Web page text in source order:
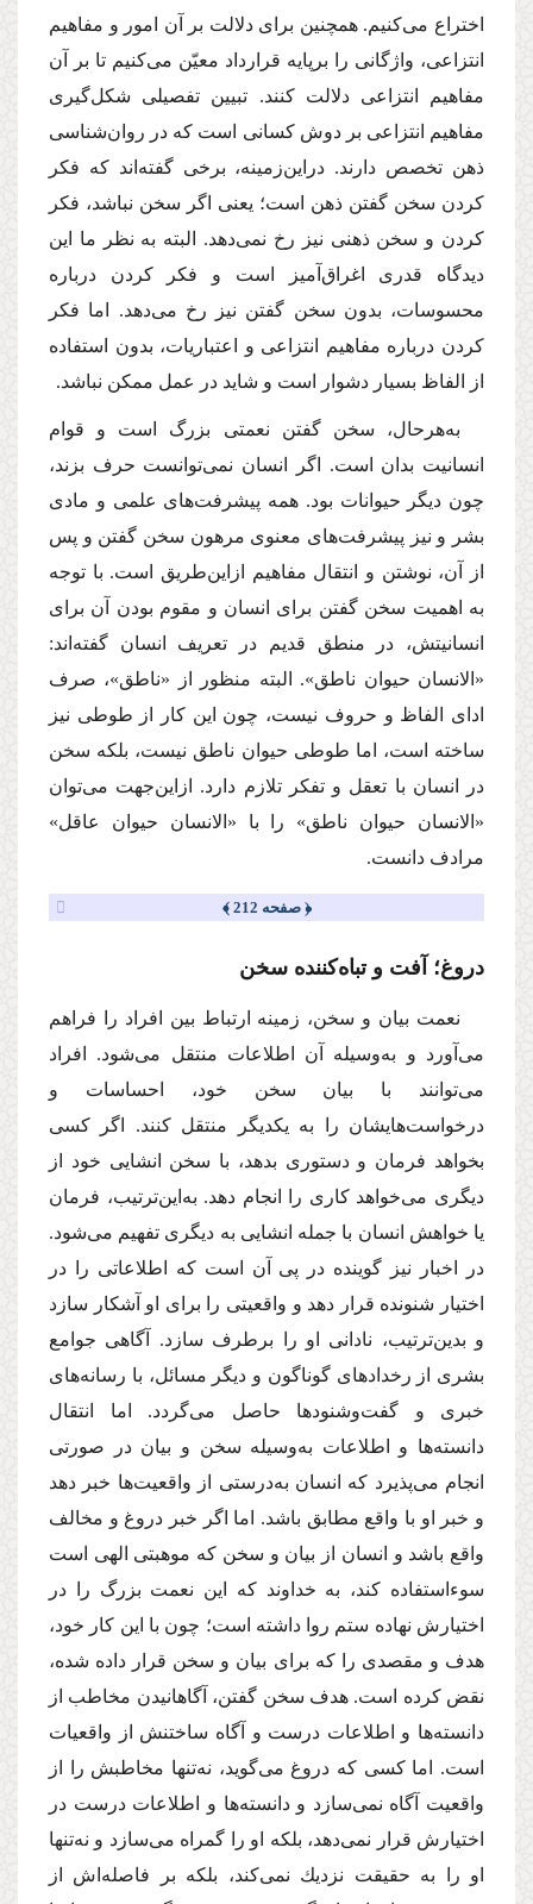
اختراع می‌كنیم. همچنین برای دلالت بر آن امور و مفاهیم
انتزاعی، واژگانی را برپایه قرارداد معیّن می‌كنیم تا بر آن
مفاهیم انتزاعی دلالت كنند. تبیین تفصیلی شكل‌گیری
مفاهیم انتزاعی بر دوش كسانی است كه در روان‌شناسی
ذهن تخصص دارند. دراین‌زمینه، برخی گفته‌اند كه فكر
كردن سخن گفتن ذهن است؛ یعنی اگر سخن نباشد، فكر
كردن و سخن ذهنی نیز رخ نمی‌دهد. البته به نظر ما این
دیدگاه قدری اغراق‌آمیز است و فكر كردن درباره
محسوسات، بدون سخن گفتن نیز رخ می‌دهد. اما فكر
كردن درباره مفاهیم انتزاعی و اعتباریات، بدون استفاده
از الفاظ بسیار دشوار است و شاید در عمل ممكن نباشد.
به‌هرحال، سخن گفتن نعمتی بزرگ است و قوام
انسانیت بدان است. اگر انسان نمی‌توانست حرف بزند،
چون دیگر حیوانات بود. همه پیشرفت‌های علمی و مادی
بشر و نیز پیشرفت‌های معنوی مرهون سخن گفتن و پس
از آن، نوشتن و انتقال مفاهیم ازاین‌طریق است. با توجه
به اهمیت سخن گفتن برای انسان و مقوم بودن آن برای
انسانیتش، در منطق قدیم در تعریف انسان گفته‌‌اند:
«الانسان حیوان ناطق». البته منظور از «ناطق»، صرف
ادای الفاظ و حروف نیست، چون این كار از طوطی نیز
ساخته است، اما طوطی حیوان ناطق نیست، بلكه سخن
در انسان با تعقل و تفكر تلازم دارد. ازاین‌جهت می‌توان
«الانسان حیوان ناطق» را با «الانسان حیوان عاقل»
مرادف دانست.
﴿ صفحه 212 ﴾
دروغ؛ آفت و تباه‌کننده سخن
نعمت بیان و سخن، زمینه ارتباط بین افراد را فراهم
می‌آورد و به‌وسیله آن اطلاعات منتقل می‌شود. افراد
می‌توانند با بیان سخن خود، احساسات و
درخواست‌هایشان را به یكدیگر منتقل كنند. اگر كسی
بخواهد فرمان و دستوری بدهد، با سخن انشایی خود از
دیگری می‌خواهد كاری را انجام دهد. به‌این‌ترتیب، فرمان
یا خواهش انسان با جمله انشایی به دیگری تفهیم می‌شود.
در اخبار نیز گوینده در پی آن است كه اطلاعاتی را در
اختیار شنونده قرار دهد و واقعیتی را برای او آشكار سازد
و بدین‌ترتیب، نادانی او را برطرف سازد. آگاهی جوامع
بشری از رخدادهای گوناگون و دیگر مسائل، با رسانه‌های
خبری و گفت‌و‌شنودها حاصل می‌گردد. اما انتقال
دانسته‌ها و اطلاعات به‌وسیله سخن و بیان در صورتی
انجام می‌پذیرد كه انسان به‌درستی از واقعیت‌ها خبر دهد
و خبر او با واقع مطابق باشد. اما اگر خبر دروغ و مخالف
واقع باشد و انسان از بیان و سخن كه موهبتی الهی است
سوء‌استفاده كند، به خداوند كه این نعمت بزرگ را در
اختیارش نهاده ستم روا داشته است؛ چون با این كار خود،
هدف و مقصدی را كه برای بیان و سخن قرار داده شده،
نقض كرده است. هدف سخن گفتن، آگاهانیدن مخاطب از
دانسته‌ها و اطلاعات درست و آگاه ساختنش از واقعیات
است. اما كسی كه دروغ می‌گوید، نه‌تنها مخاطبش را از
واقعیت‌ آگاه نمی‌سازد و دانسته‌ها و اطلاعات درست در
اختیارش قرار نمی‌دهد، بلكه او را گمراه می‌سازد و نه‌تنها
او را به حقیقت نزدیك نمی‌كند، بلكه بر فاصله‌اش از